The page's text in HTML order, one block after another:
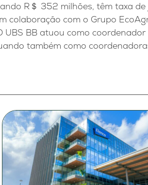
R＄ 352 milhões, têm taxa de
colaboração com o Grupo
UBS BB atuou como
também como